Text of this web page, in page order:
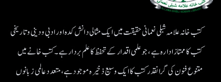
کتب خانہ علامہ شبلی نعمانی حقیقت میں ایک مثالی دانش کدہ اور ادبی ودینی و تاریخی
کتب کا ممتاز ادارہ ہے، جو علمی اقدار کے تحفظ کا علم بردار ہے۔کتب خانے میں
متنوع فنون کی گرانقدر کتب کا ایک وسیع ذخیرہ موجود ہے، متعدد عالمی زبانوں